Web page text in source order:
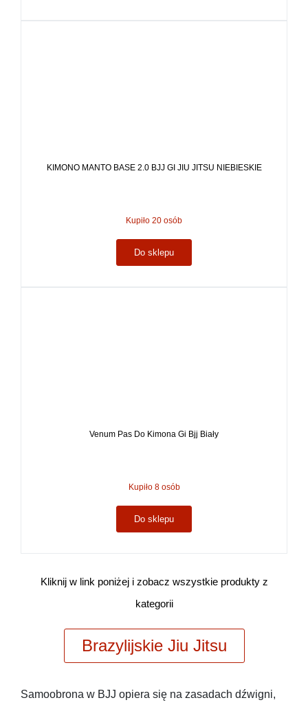
KIMONO MANTO BASE 2.0 BJJ GI JIU JITSU NIEBIESKIE
Kupiło 20 osób
Do sklepu
Venum Pas Do Kimona Gi Bjj Biały
Kupiło 8 osób
Do sklepu
Kliknij w link poniżej i zobacz wszystkie produkty z
kategorii
Brazylijskie Jiu Jitsu
Samoobrona w BJJ opiera się na zasadach dźwigni,